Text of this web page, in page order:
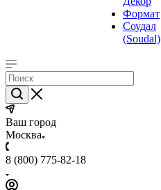
Формат
Соудал
(Soudal)
Ваш город
Москва
8 (800) 775-82-18